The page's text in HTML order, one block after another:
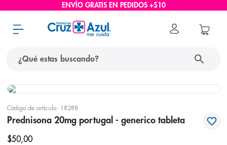
ENVÍO GRATIS EN PEDIDOS +$10
Código de artículo: 18288
Prednisona 20mg portugal - generico tableta
$50,00
términos más buscados
1